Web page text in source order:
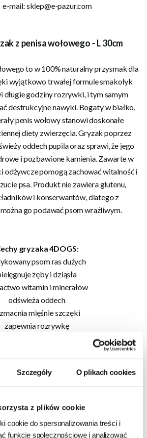
Szczegóły O plikach cookies
z plików cookie
cookie do spersonalizowania treści i
funkcje społecznościowe i analizować
e-mail: sklep@e-pazur.com
z penisa wołowego - L 30cm
to w 100% naturalny przysmak dla
wyjątkowo trwałej formule smakołyk
długie godziny rozrywki, i tym samym
destrukcyjne nawyki. Bogaty w białko,
penis wołowy stanowi doskonałe
diety zwierzęcia. Gryzak poprzez
oddech pupila oraz sprawi, że jego
i pozbawione kamienia. Zawarte w
odżywcze pomogą zachować witalność i
psa. Produkt nie zawiera glutenu,
i konserwantów, dlatego z
go podawać psom wrażliwym.
gryzaka 4DOGS:
psom ras dużych
zęby i dziąsła
witamin i minerałów
odświeża oddech
mięśnie szczęki
zapewnia rozrywkę
sztucznych dodatków
pełni naturalny i ekologiczny
dla psów wrażliwych
zawartość tłuszczu